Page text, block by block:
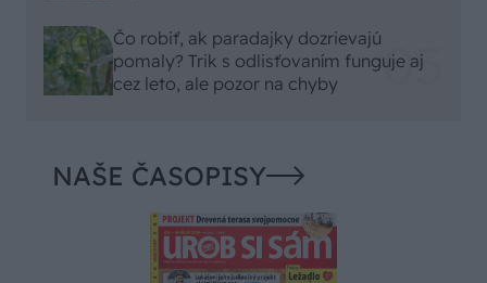
Čo robiť, ak paradajky dozrievajú
pomaly? Trik s odlisťovaním funguje aj
cez leto, ale pozor na chyby
NAŠE ČASOPISY